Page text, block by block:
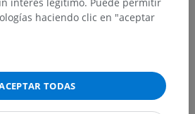
haciendo clic en "aceptar
TODAS